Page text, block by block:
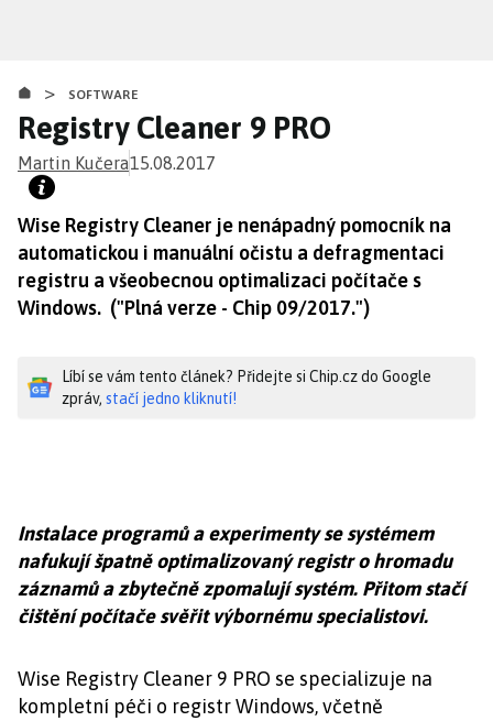
obsahu
> SOFTWARE
Registry Cleaner 9 PRO
Martin Kučera15.08.2017
Wise Registry Cleaner je nenápadný pomocník na
automatickou i manuální očistu a defragmentaci
registru a všeobecnou optimalizaci počítače s
Windows. ("Plná verze - Chip 09/2017.")
Líbí se vám tento článek? Přidejte si Chip.cz do Google
zpráv, stačí jedno kliknutí!
Instalace programů a experimenty se systémem
nafukují špatně optimalizovaný registr o hromadu
záznamů a zbytečně zpomalují systém. Přitom stačí
čištění počítače svěřit výbornému specialistovi.
Wise Registry Cleaner 9 PRO se specializuje na
kompletní péči o registr Windows, včetně